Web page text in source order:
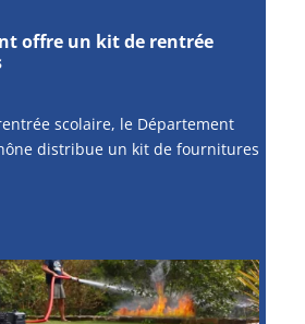
offre un kit de rentrée
scolaire, le Département
distribue un kit de fournitures